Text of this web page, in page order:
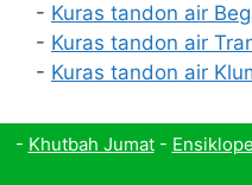
- Kuras tandon air
- Kuras tandon air
- Kuras tandon air
- Khutbah Jumat-